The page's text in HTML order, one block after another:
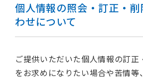
個人情報の照会・訂正・
わせについて
ご提供いただいた個人情報の訂正
をお求めになりたい場合や苦情等